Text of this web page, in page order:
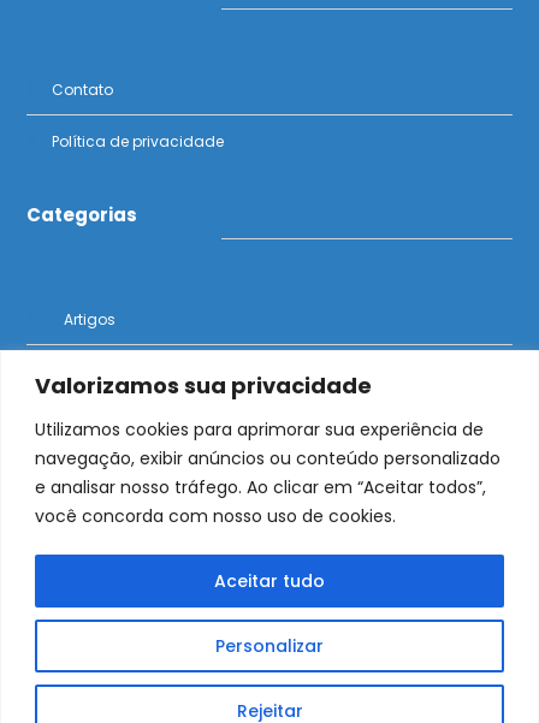
Valorizamos sua privacidade
Utilizamos cookies para aprimorar sua experiência de
navegação, exibir anúncios ou conteúdo personalizado
e analisar nosso tráfego. Ao clicar em “Aceitar todos”,
você concorda com nosso uso de cookies.
Personalizar
Rejeitar
Aceitar tudo
Contato
Política de privacidade
Categorias
Artigos
Notícias
O Bolder News traz notícias de imigração e
oportunidades para brasileiros no exterior
Início Artigos Notícias
Contato
Bolder Podcast